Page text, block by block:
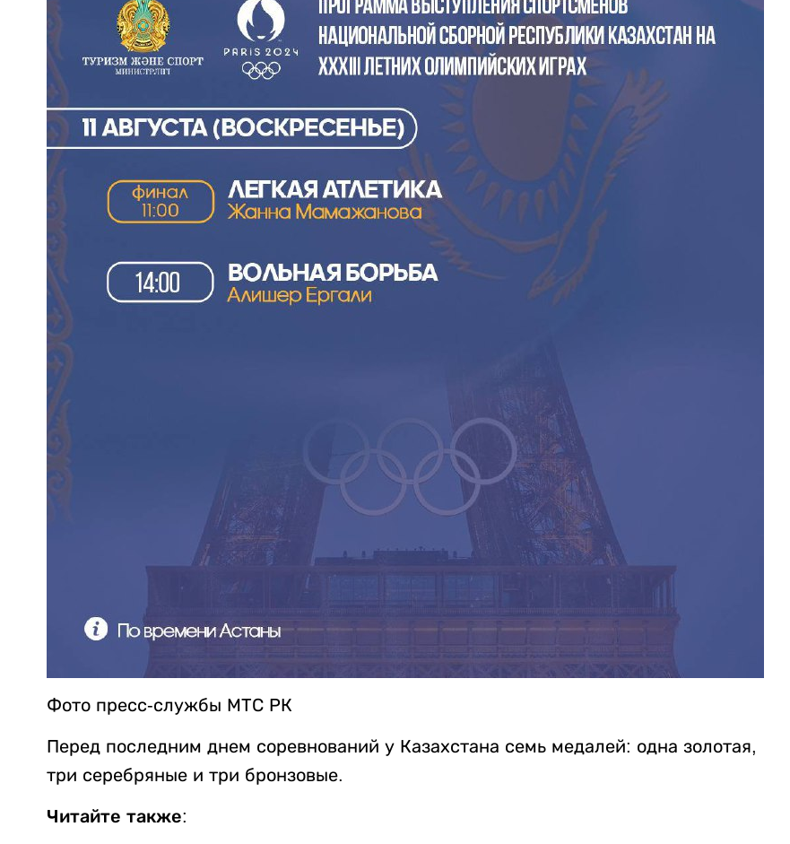
Фото пресс-службы МТС РК
Перед последним днем соревнований у Казахстана семь медалей: одна золотая,
три серебряные и три бронзовые.
Читайте также: